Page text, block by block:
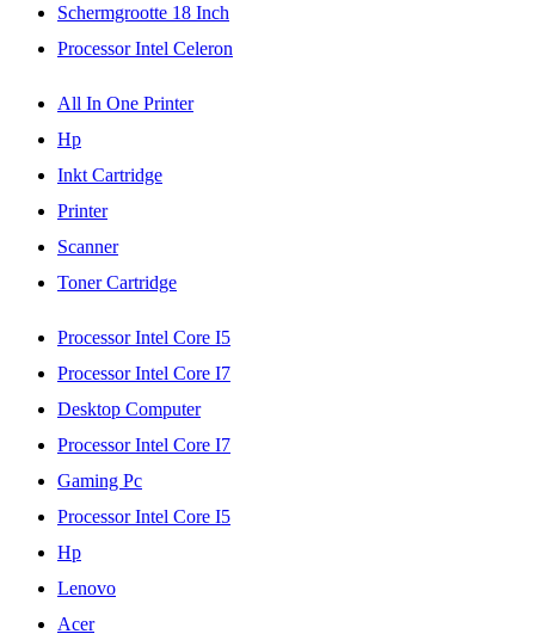
Schermgrootte 18 Inch
Processor Intel Celeron
All In One Printer
Hp
Inkt Cartridge
Printer
Scanner
Toner Cartridge
Processor Intel Core I5
Processor Intel Core I7
Desktop Computer
Processor Intel Core I7
Gaming Pc
Processor Intel Core I5
Hp
Lenovo
Acer